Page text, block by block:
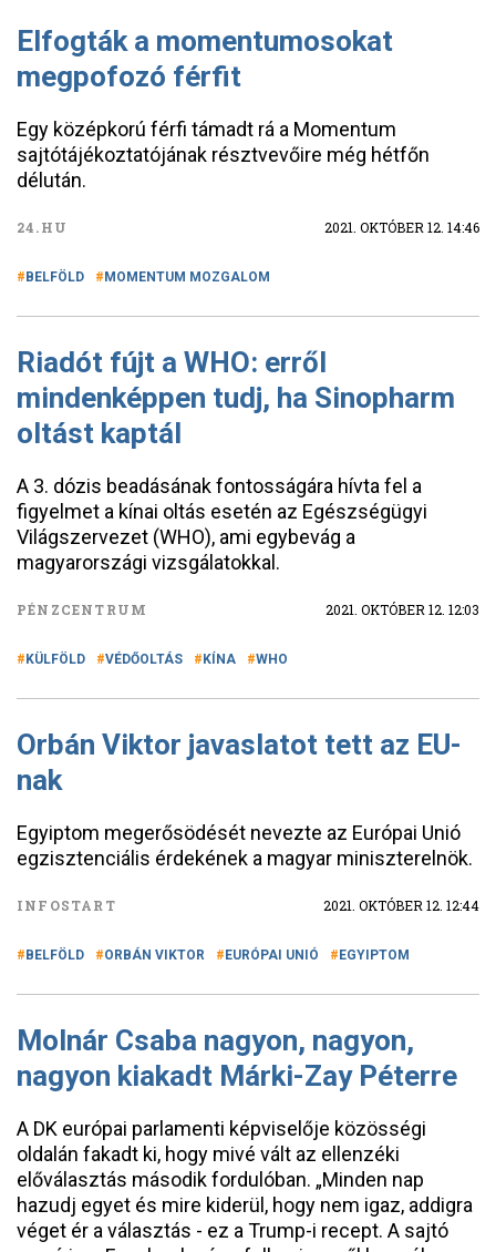
Elfogták a momentumosokat
megpofozó férfit
Egy középkorú férfi támadt rá a Momentum
sajtótájékoztatójának résztvevőire még hétfőn
délután.
24.HU 2021. OKTÓBER 12. 14:46
BELFÖLD MOMENTUM MOZGALOM
Riadót fújt a WHO: erről
mindenképpen tudj, ha Sinopharm
oltást kaptál
A 3. dózis beadásának fontosságára hívta fel a
figyelmet a kínai oltás esetén az Egészségügyi
Világszervezet (WHO), ami egybevág a
magyarországi vizsgálatokkal.
PÉNZCENTRUM 2021. OKTÓBER 12. 12:03
KÜLFÖLD VÉDŐOLTÁS KÍNA WHO
Orbán Viktor javaslatot tett az EU-
nak
Egyiptom megerősödését nevezte az Európai Unió
egzisztenciális érdekének a magyar miniszterelnök.
INFOSTART 2021. OKTÓBER 12. 12:44
BELFÖLD ORBÁN VIKTOR EURÓPAI UNIÓ EGYIPTOM
Molnár Csaba nagyon, nagyon,
nagyon kiakadt Márki-Zay Péterre
A DK európai parlamenti képviselője közösségi
oldalán fakadt ki, hogy mivé vált az ellenzéki
előválasztás második fordulóban. „Minden nap
hazudj egyet és mire kiderül, hogy nem igaz, addigra
véget ér a választás - ez a Trump-i recept. A sajtó